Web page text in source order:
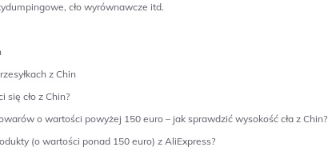
cło wyrównawcze itd.
z Chin
się cło z Chin?
o wartości powyżej 150 euro – jak sprawdzić wysokość cła z Chin?
(o wartości ponad 150 euro) z AliExpress?